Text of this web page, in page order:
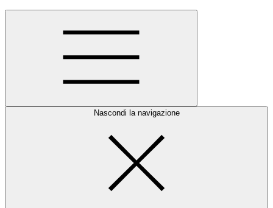
Nascondi la navigazione